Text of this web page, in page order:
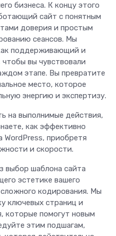
бизнеса. К концу этого
сайт с понятным
доверия и простым
сеансов. Мы
поддерживающий и
вы чувствовали
этапе. Вы превратите
место, которое
энергию и экспертизу.
на выполнимые действия,
как эффективно
WordPress, приобретя
и скорости.
выбор шаблона сайта
эстетике вашего
кодирования. Мы
ключевых страниц и
которые помогут новым
этим подшагам,